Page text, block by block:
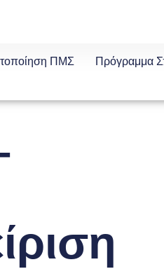
ΠΜΣ Πρόγραμμα